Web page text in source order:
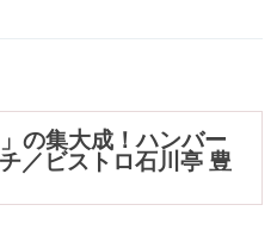
の集大成！ハンバー
／ビストロ石川亭 豊